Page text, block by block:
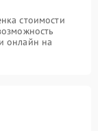
стоимости
онлайн на